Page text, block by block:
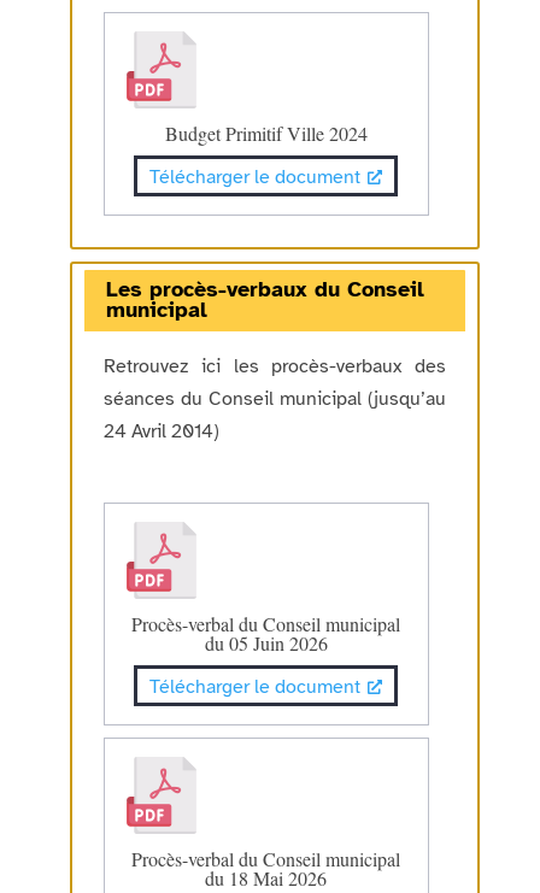
Budget Primitif Ville 2024
Télécharger le document
Les procès-verbaux du Conseil
municipal
Retrouvez ici les procès-verbaux des
séances du Conseil municipal (jusqu’au
24 Avril 2014)
Procès-verbal du Conseil municipal
du 05 Juin 2026
Télécharger le document
Procès-verbal du Conseil municipal
du 18 Mai 2026